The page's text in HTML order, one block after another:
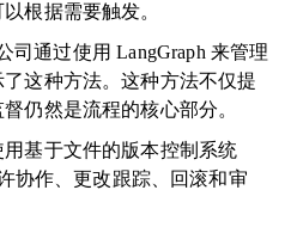
根据需要触发。
司通过使用 LangGraph 来管理
这种方法。这种方法不仅提
仍然是流程的核心部分。
基于文件的版本控制系统
协作、更改跟踪、回滚和审